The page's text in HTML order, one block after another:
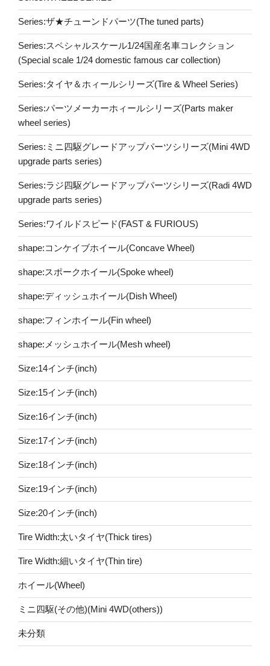
Series:ザ★チューンドパーツ(The tuned parts)
Series:スペシャルスケール1/24国産名車コレクション
(Special scale 1/24 domestic famous car collection)
Series:タイヤ＆ホィールシリーズ(Tire & Wheel Series)
Series:パーツメーカーホィールシリーズ(Parts maker
wheel series)
Series:ミニ四駆グレードアップパーツシリーズ(Mini 4WD
upgrade parts series)
Series:ラジ四駆グレードアップパーツシリーズ(Radi 4WD
upgrade parts series)
Series:ワイルドスピード(FAST & FURIOUS)
shape:コンケイブホイール(Concave Wheel)
shape:スポークホイール(Spoke wheel)
shape:ディッシュホイール(Dish Wheel)
shape:フィンホイール(Fin wheel)
shape:メッシュホイール(Mesh wheel)
Size:14インチ(inch)
Size:15インチ(inch)
Size:16インチ(inch)
Size:17インチ(inch)
Size:18インチ(inch)
Size:19インチ(inch)
Size:20インチ(inch)
Tire Width:太いタイヤ(Thick tires)
Tire Width:細いタイヤ(Thin tire)
ホイール(Wheel)
ミニ四駆(その他)(Mini 4WD(others))
未分類